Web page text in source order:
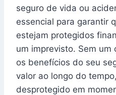
seguro de vida ou
essencial para garantir
estejam protegidos
um imprevisto. Sem um
os benefícios do seu
valor ao longo do
desprotegido em